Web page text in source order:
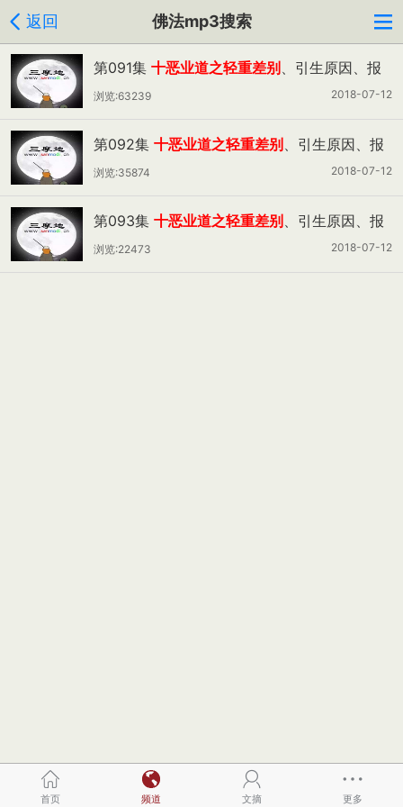
返回 佛法mp3搜索
第091集 十恶业道之轻重差别 、引生原因、报
果余果（一）
2018-07-12
浏览:63239
第092集 十恶业道之轻重差别 、引生原因、报
果余果（二）
2018-07-12
浏览:35874
第093集 十恶业道之轻重差别 、引生原因、报
果余果（三）
2018-07-12
浏览:22473
首页 频道 文摘 更多